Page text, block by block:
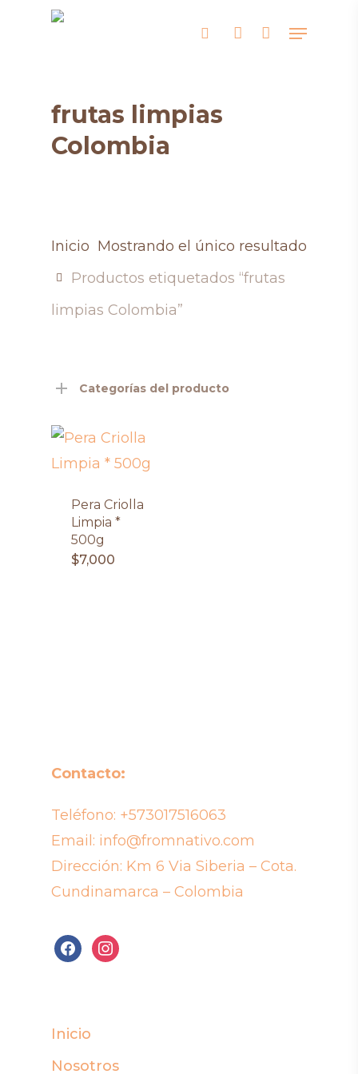
searchaccount
Menu
frutas limpias
Colombia
Mostrando el único resultado
Inicio
Productos etiquetados “frutas
limpias Colombia”
Categorías del producto
Pera Criolla
Limpia *
500g
$7,000
Contacto:
Teléfono: +573017516063
Email: info@fromnativo.com
Dirección: Km 6 Via Siberia – Cota.
Cundinamarca – Colombia
facebookinstagram
Inicio
Nosotros